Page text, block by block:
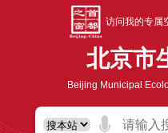
访问我的专属
北京市
Beijing Municipal